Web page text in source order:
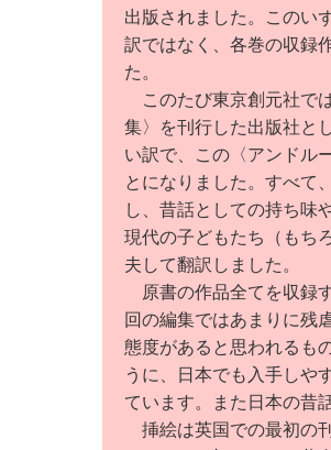
出版されました。このい
訳ではなく、各巻の収録
た。
このたび東京創元社で
集〉を刊行した出版社と
い訳で、この〈アンドル
とになりました。すべて
し、昔話としての持ち味
現代の子どもたち（もち
夫して翻訳しました。
原書の作品全てを収録
回の編集ではあまりに残
態度があると思われるも
うに、日本でも入手しや
ています。また日本の昔
挿絵は英国での最初の